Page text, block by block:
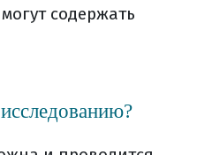
содержать